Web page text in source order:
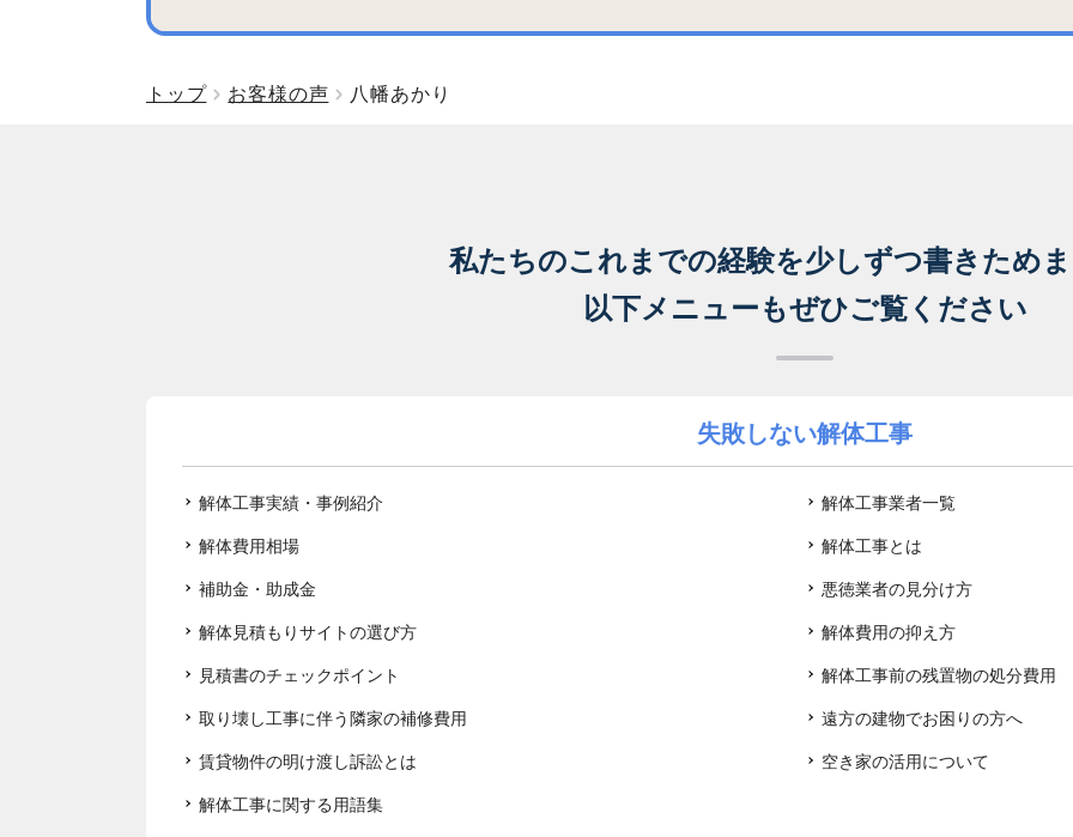
トップ お客様の声 八幡あかり
私たちのこれまでの経験を少しずつ書きため
以下メニューもぜひご覧ください
失敗しない解体工事
解体工事実績・事例紹介 解体工事業者一覧
解体費用相場 解体工事とは
補助金・助成金 悪徳業者の見分け方
解体見積もりサイトの選び方 解体費用の抑え方
見積書のチェックポイント 解体工事前の残置物の処分費用
取り壊し工事に伴う隣家の補修費用 遠方の建物でお困りの方へ
賃貸物件の明け渡し訴訟とは 空き家の活用について
解体工事に関する用語集